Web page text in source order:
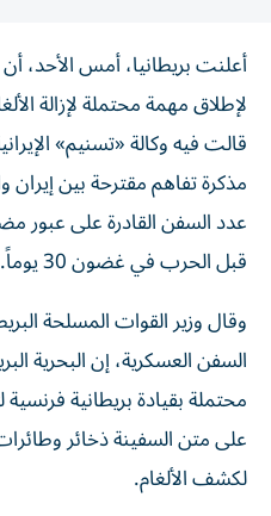
أعلنت بريطانيا، أمس الأحد،
لإطلاق مهمة محتملة لإزالة
قالت فيه وكالة «تسنيم»
مذكرة تفاهم مقترحة بين
عدد السفن القادرة على عبور
قبل الحرب في غضون 30 يوماً.
وقال وزير القوات المسلحة
السفن العسكرية، إن البحرية
محتملة بقيادة بريطانية
على متن السفينة ذخائر
لكشف الألغام.